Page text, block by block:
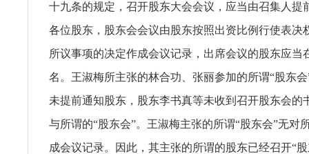
十九条的规定，召开股东大会会议，应当由召集人提
各位股东，股东会会议由股东按照出资比例行使表决
所议事项的决定作成会议记录，出席会议的股东应当
名。王淑梅所主张的林合功、张丽参加的所谓“股东
未提前通知股东，股东李书真等未收到召开股东会的
与所谓的“股东会”。王淑梅主张的所谓“股东会”无对
成会议记录。因此，其主张的所谓的股东已经召开“